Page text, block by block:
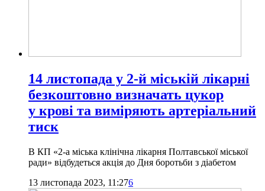
14 листопада у 2-й міській лікарні
безкоштовно визначать цукор
у крові та виміряють артеріальний
тиск
В КП «2-а міська клінічна лікарня Полтавської міської
ради» відбудеться акція до Дня боротьби з діабетом
13 листопада 2023, 11:276